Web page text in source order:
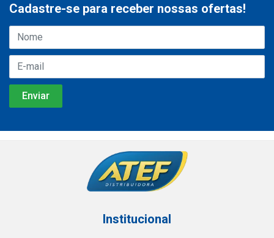
Cadastre-se para receber nossas ofertas!
Institucional